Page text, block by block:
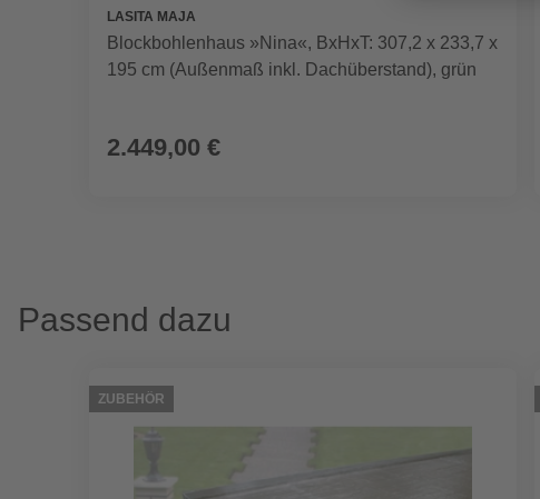
LASITA MAJA
Blockbohlenhaus »Nina«, BxHxT: 307,2 x 233,7 x
195 cm (Außenmaß inkl. Dachüberstand), grün
2.449,00 €
Passend dazu
ZUBEHÖR